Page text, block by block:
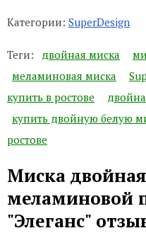
Категории: SuperDesign
Теги: двойная миска
меламиновая миска
купить в ростове
купить двойную белую
ростове
Миска
меламиновой
"Элеганс"